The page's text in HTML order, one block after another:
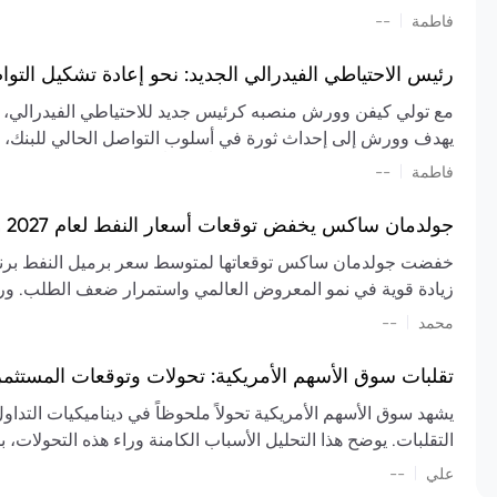
تشكيل تقييم الصناعة، مع توقعات بارتفاع مستمر في الأسعار
فاطمة --
رئيس الاحتياطي الفيدرالي الجديد: نحو إعادة تشكيل
مع تولي كيفن وورش منصبه كرئيس جديد للاحتياطي الفيدرالي،
يهدف وورش إلى إحداث ثورة في أسلوب التواصل الحالي للبنك،
السياسة ويمنح البنك المركزي دوراً مبالغاً فيه. يسعى إلى
فاطمة --
جولدمان ساكس يخفض توقعات أسعار النفط لعام 2027 وسط تغيرات في العرض والطلب
زيادة قوية في نمو المعروض العالمي واستمرار ضعف الطلب.
العالمية في الربع الثاني
سابقًا. من المتوقع عودة صادرات دول الخليج إلى طبيعتها
عدم اليقين الجيوسياسي يمكن أن يؤدي إلى تقلبات سعرية
استمرار الاضطرابات، وسيناريوهات لانخفاض الأسعار في
إضافي.
محمد --
تقلبات سوق الأسهم الأمريكية: تحولات وتوقعات
يشهد سوق الأسهم الأمريكية تحولاً ملحوظاً في ديناميكيات
التقلبات. يوضح هذا التحليل الأسباب الكامنة وراء هذه
علي --